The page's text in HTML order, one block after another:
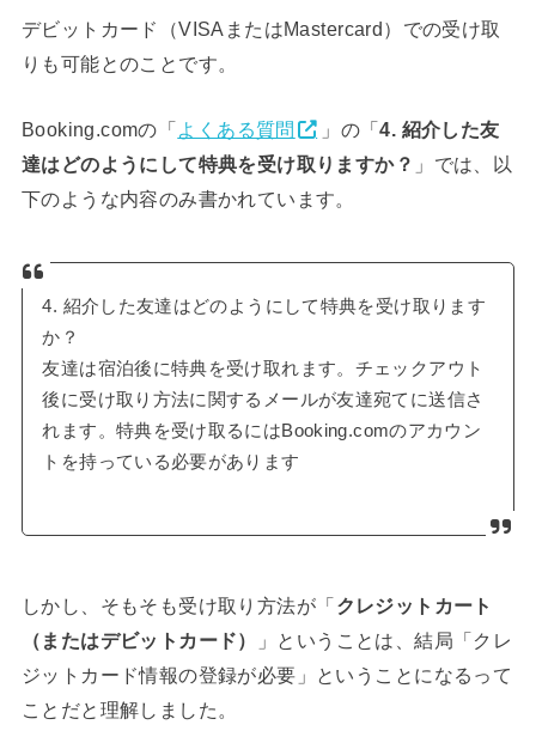
デビットカード（VISAまたはMastercard）での受け取
りも可能とのことです。
Booking.comの「 よくある質問 」の「4. 紹介した友
達はどのようにして特典を受け取りますか？ 」では、以
下のような内容のみ書かれています。
4. 紹介した友達はどのようにして特典を受け取ります
か？
友達は宿泊後に特典を受け取れます。チェックアウト
後に受け取り方法に関するメールが友達宛てに送信さ
れます。特典を受け取るにはBooking.comのアカウン
トを持っている必要があります
しかし、そもそも受け取り方法が「クレジットカート
（またはデビットカード）
」ということは、結局「クレ
ジットカード情報の登録が必要」ということになるって
ことだと理解しました。